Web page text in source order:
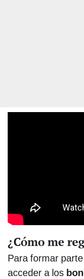
¿Cómo me
Para formar
acceder a los